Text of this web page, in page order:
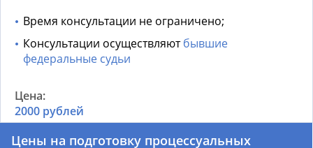
Время консультации не ограничено;
Консультации осуществляютбывшие
федеральные судьи
2000 рублей
Цены на подготовку процессуальных